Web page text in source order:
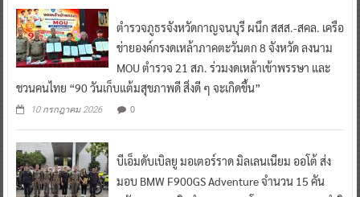
ตำรวจภูธรจังหวัดกาญจนบุรี ผนึก สสส.-สคล. เครือ
ข่ายองค์กรงดเหล้าภาคตะวันตก 8 จังหวัด ลงนาม
MOU ตำรวจ 21 สภ. ร่วมงดเหล้าเข้าพรรษา และ
ชวนคนไทย “90 วันเก็บแต้มสุขภาพดี สิ่งดี ๆ จะเกิดขึ้น”
10 กรกฎาคม 2026 0
บีเอ็มดับเบิลยู มอเตอร์ราด มิลเลนเนียม ออโต้ ส่ง
มอบ BMW F900GS Adventure จำนวน 15 คัน